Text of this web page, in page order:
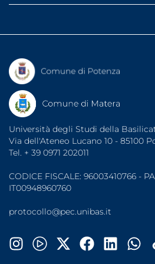
Banca dati tirocini
Fatturazione elettronica
Segreterie studenti
Consigliera di Fiducia
Sportello di Ascolto
Organizzazioni Sindacali
Note legali
Protezione dati
Accessibilità
Università degli Studi della
Via dell'Ateneo Lucano 10 - 85100
Tel. + 39 0971 202011
CODICE FISCALE: 96003410766 -
IT00948960760
protocollo@pec.unibas.it